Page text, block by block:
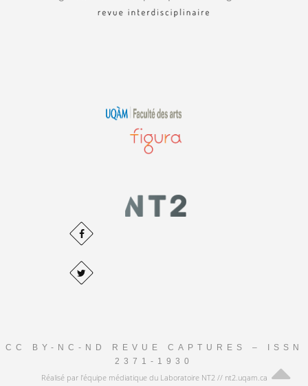
CC BY-NC-ND REVUE CAPTURES – ISSN
2371-1930
Réalisé par l'équipe médiatique du Laboratoire NT2 // nt2.uqam.ca